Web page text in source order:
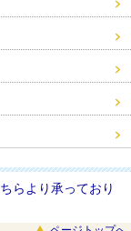
らより承っており